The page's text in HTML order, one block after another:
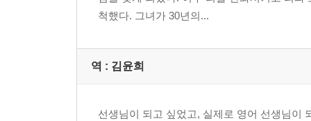
척했다. 그녀가 30년의...
역 : 김윤희
선생님이 되고 싶었고, 실제로 영어 선생님이